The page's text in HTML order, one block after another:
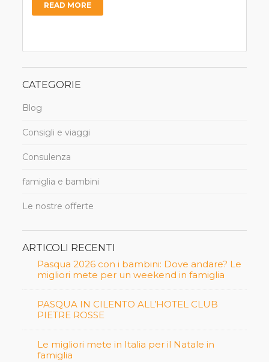
READ MORE
CATEGORIE
Blog
Consigli e viaggi
Consulenza
famiglia e bambini
Le nostre offerte
ARTICOLI RECENTI
Pasqua 2026 con i bambini: Dove andare? Le
migliori mete per un weekend in famiglia
PASQUA IN CILENTO ALL’HOTEL CLUB
PIETRE ROSSE
Le migliori mete in Italia per il Natale in
famiglia